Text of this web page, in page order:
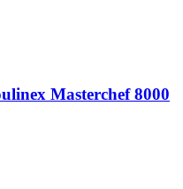
Masterchef 8000